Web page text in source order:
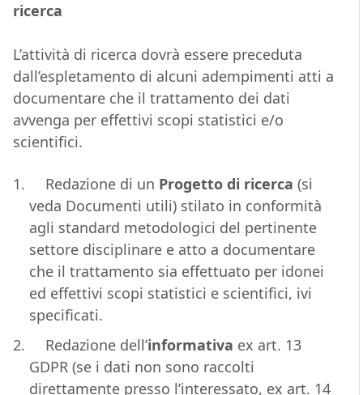
ricerca
L’attività di ricerca dovrà essere preceduta
dall’espletamento di alcuni adempimenti atti a
documentare che il trattamento dei dati
avvenga per effettivi scopi statistici e/o
scientifici.
Redazione di un Progetto di ricerca (si
veda Documenti utili) stilato in conformità
agli standard metodologici del pertinente
settore disciplinare e atto a documentare
che il trattamento sia effettuato per idonei
ed effettivi scopi statistici e scientifici, ivi
specificati.
Redazione dell’informativa ex art. 13
GDPR (se i dati non sono raccolti
direttamente presso l’interessato, ex art. 14